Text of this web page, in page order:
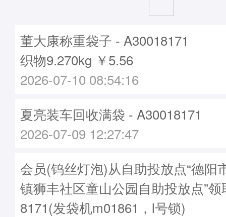
董大康称重袋子 - A30018171
织物9.270kg ￥5.56
2026-07-10 08:54:16
夏亮装车回收满袋 - A30018171
2026-07-09 12:27:47
会员(钨丝灯泡)从自助投放点“德阳
镇狮丰社区童山公园自助投放点”
8171(发袋机m01861，l号锁)